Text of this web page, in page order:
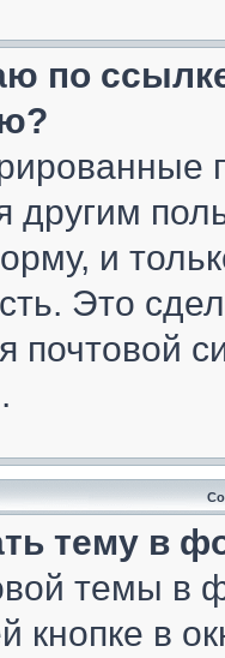
по
и
Это
почтовой
тему в
темы в
кнопке в